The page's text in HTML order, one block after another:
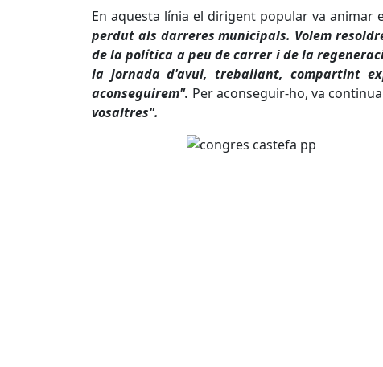
En aquesta línia el dirigent popular va animar
perdut als darreres municipals. Volem
de la política a peu de carrer i de la
la jornada d'avui, treballant, compartint
aconseguirem". Per aconseguir-ho, va
vosaltres".